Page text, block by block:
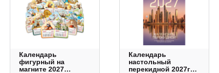
Календарь
фигурный на
магните 2027
Календарь
настольный
перекидной 2027г